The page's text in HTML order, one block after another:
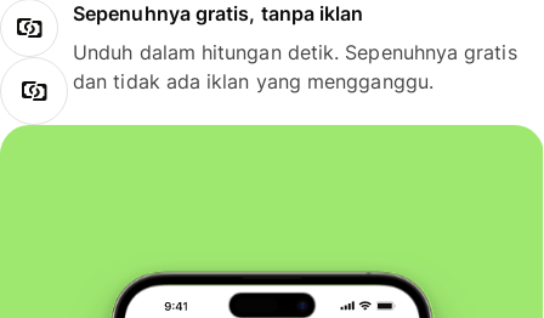
Sepenuhnya gratis, tanpa iklan
Unduh dalam hitungan detik. Sepenuhnya gratis
dan tidak ada iklan yang mengganggu.